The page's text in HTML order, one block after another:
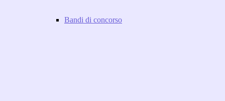
Bandi di concorso